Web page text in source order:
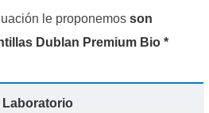
le proponemos son
Dublan Premium Bio *
Laboratorio